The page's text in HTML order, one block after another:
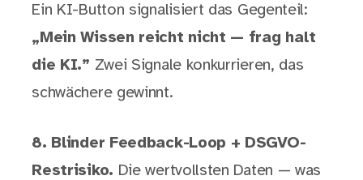
Ein KI-Button signalisiert das Gegenteil:
„Mein Wissen reicht nicht — frag halt
die KI.” Zwei Signale konkurrieren, das
schwächere gewinnt.
8. Blinder Feedback-Loop + DSGVO-
Restrisiko. Die wertvollsten Daten — was